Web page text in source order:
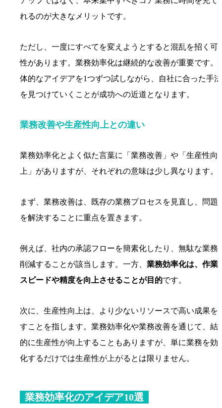
れるのが大きなメリットです。
ただし、一度にすべてを変えようとすると混乱を招く可
性があります。業務効率化は継続的な改善が重要です。
体的なアイデアを1つずつ試しながら、自社に合った手法
を見つけていくことが成功への近道となります。
業務改善や生産性向上との違い
業務効率化とよく似た言葉に「業務改善」や「生産性向
上」がありますが、それぞれの意味は少し異なります。
まず、業務改善は、既存の業務プロセスを見直し、問題
を解決することに重点を置きます。
例えば、社内の承認フローを簡素化したり、無駄な業務
削減することが該当します。一方、 業務効率化は、作業
スピードや精度を向上させることが目的です。
次に、生産性向上は、より少ないリソースで高い成果を
すことを指します。業務効率化や業務改善を通じて、結
的に生産性が向上することもありますが、単に業務を効
化するだけでは生産性が上がるとは限りません。
業務効率化のアイデア10選